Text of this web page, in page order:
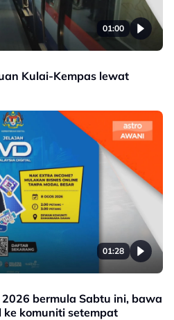
01:00
Kulai-Kempas lewat
01:28
bermula Sabtu ini, bawa
komuniti setempat